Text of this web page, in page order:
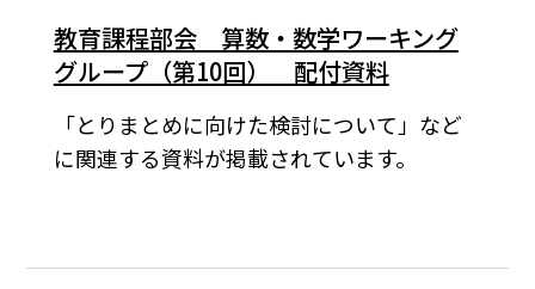
教育課程部会 算数・数学ワーキング
グループ（第10回） 配付資料
「とりまとめに向けた検討について」など
に関連する資料が掲載されています。